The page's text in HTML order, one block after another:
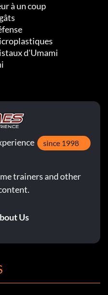
à un coup
d'Umami
since 1998
trainers and other
Us